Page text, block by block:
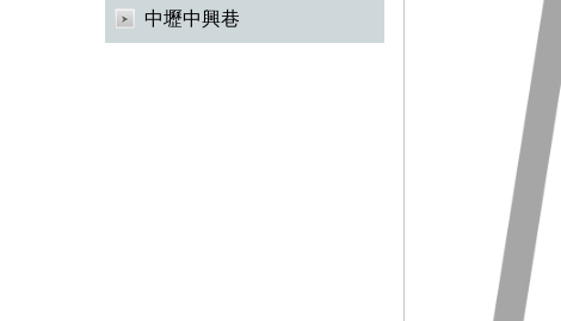
中壢中興巷